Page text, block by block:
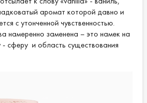
аромат которой давно и
с утонченной чувственностью.
намеренно заменена – это намек на
- сферу и область существования